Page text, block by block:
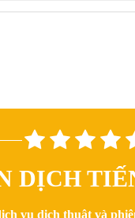
DỊCH
vụ dịch thuật và